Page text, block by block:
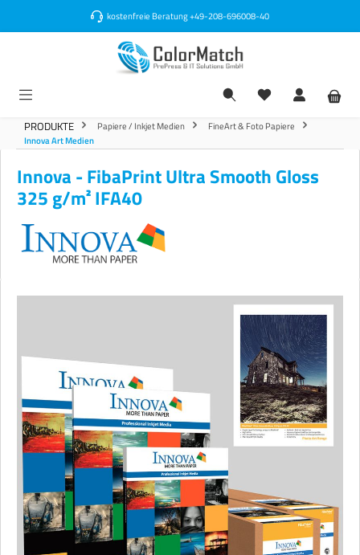
kostenfreie Beratung+49-208-696008-40
PRODUKTE Papiere / Inkjet Medien
FineArt & Foto Papiere
Innova Art Medien
Innova - FibaPrint Ultra Smooth Gloss
325 g/m² IFA40